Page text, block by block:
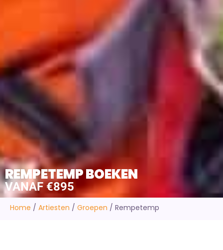
VANAF €895
REMPETEMP BOEKEN
Home / Artiesten / Groepen / Rempetemp